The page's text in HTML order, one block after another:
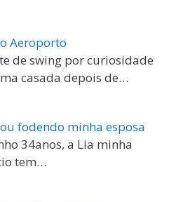
Aeroporto
de swing por curiosidade
casada depois de…
fodendo minha esposa
34anos, a Lia minha
tem…